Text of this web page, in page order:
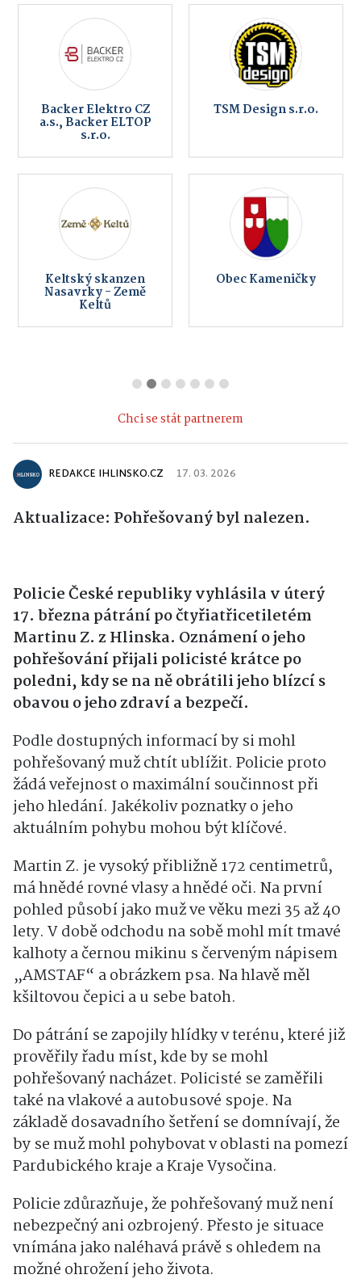
Backer Elektro CZ
a.s., Backer ELTOP
s.r.o.
TSM Design s.r.o.
Keltský skanzen
Nasavrky - Země
Keltů
Obec Kameničky
Chci se stát partnerem
REDAKCE IHLINSKO.CZ 17. 03. 2026
Aktualizace: Pohřešovaný byl nalezen.
Policie České republiky vyhlásila v úterý
17. března pátrání po čtyřiatřicetiletém
Martinu Z. z Hlinska. Oznámení o jeho
pohřešování přijali policisté krátce po
poledni, kdy se na ně obrátili jeho blízcí s
obavou o jeho zdraví a bezpečí.
Podle dostupných informací by si mohl
pohřešovaný muž chtít ublížit. Policie proto
žádá veřejnost o maximální součinnost při
jeho hledání. Jakékoliv poznatky o jeho
aktuálním pohybu mohou být klíčové.
Martin Z. je vysoký přibližně 172 centimetrů,
má hnědé rovné vlasy a hnědé oči. Na první
pohled působí jako muž ve věku mezi 35 až 40
lety. V době odchodu na sobě mohl mít tmavé
kalhoty a černou mikinu s červeným nápisem
„AMSTAF“ a obrázkem psa. Na hlavě měl
kšiltovou čepici a u sebe batoh.
Do pátrání se zapojily hlídky v terénu, které již
prověřily řadu míst, kde by se mohl
pohřešovaný nacházet. Policisté se zaměřili
také na vlakové a autobusové spoje. Na
základě dosavadního šetření se domnívají, že
by se muž mohl pohybovat v oblasti na pomezí
Pardubického kraje a Kraje Vysočina.
Policie zdůrazňuje, že pohřešovaný muž není
nebezpečný ani ozbrojený. Přesto je situace
vnímána jako naléhavá právě s ohledem na
možné ohrožení jeho života.